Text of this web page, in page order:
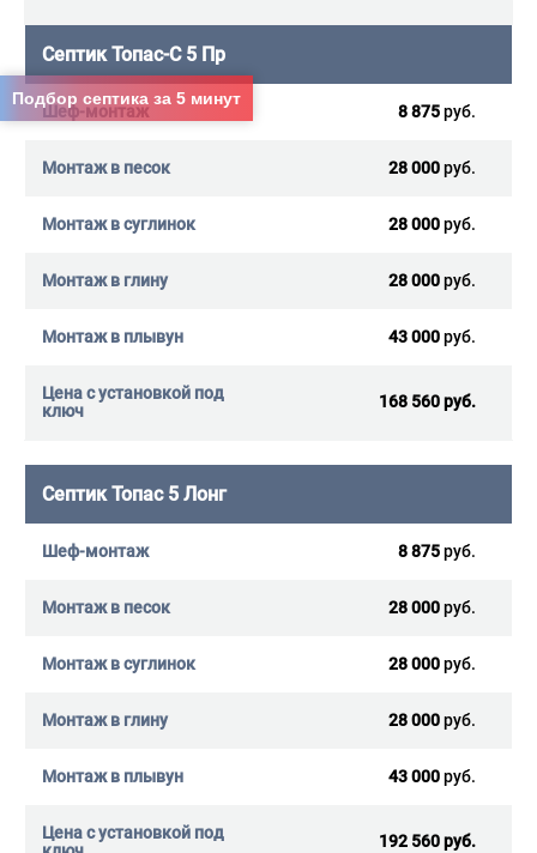
Септик Топас-С 5 Пр
8 875руб.
28 000руб.
28 000руб.
28 000руб.
43 000руб.
168 560 руб.
Септик Топас 5 Лонг
8 875руб.
28 000руб.
28 000руб.
28 000руб.
43 000руб.
192 560 руб.
Подбор септика за 5 минут